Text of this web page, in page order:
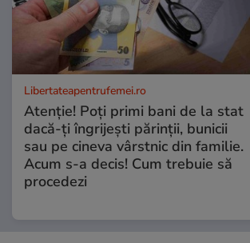
Libertateapentrufemei.ro
Atenție! Poți primi bani de la stat
dacă-ți îngrijești părinții, bunicii
sau pe cineva vârstnic din familie.
Acum s-a decis! Cum trebuie să
procedezi